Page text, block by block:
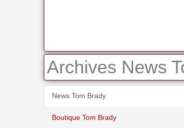
Archives News
News Tom Brady
Boutique Tom Brady